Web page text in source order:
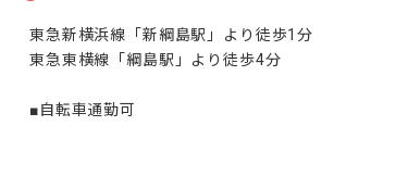
東急新横浜線「新綱島駅」より徒歩1分
東急東横線「綱島駅」より徒歩4分
■自転車通勤可